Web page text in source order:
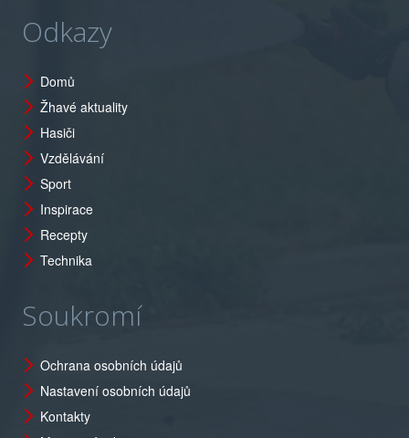
Odkazy
Domů
Žhavé aktuality
Hasiči
Vzdělávání
Sport
Inspirace
Recepty
Technika
Soukromí
Ochrana osobních údajů
Nastavení osobních údajů
Kontakty